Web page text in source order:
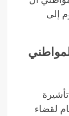
إلى
لقضاء